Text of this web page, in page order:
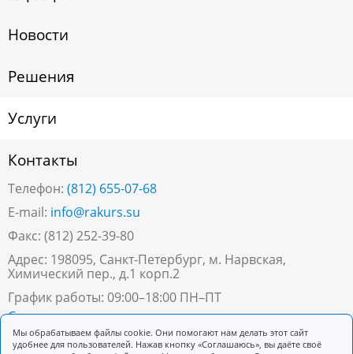
Мы обрабатываем файлы cookie. Они помогают нам делать этот сайт
удобнее для пользователей. Нажав кнопку «Соглашаюсь», вы даёте своё
Новости
Решения
Услуги
Контакты
Телефон: (812) 655-07-68
E-mail: info@rakurs.su
Факс: (812) 252-39-80
Адрес: 198095, Санкт-Петербург, м. Нарвская,
Химический пер., д.1 корп.2
График работы: 09:00–18:00 ПН–ПТ
Скачать реквизиты
Заказать звонок